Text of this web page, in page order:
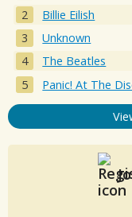
Billie Eilish
Unknown
The Beatles
Panic! At The